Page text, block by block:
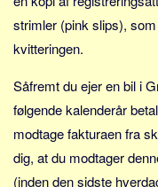
strimler (pink slips),
kvitteringen.
Såfremt du ejer en bil i
følgende kalenderår
modtage fakturaen fra
dig, at du modtager
(inden den sidste